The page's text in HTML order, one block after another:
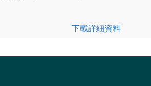
下載詳細資料